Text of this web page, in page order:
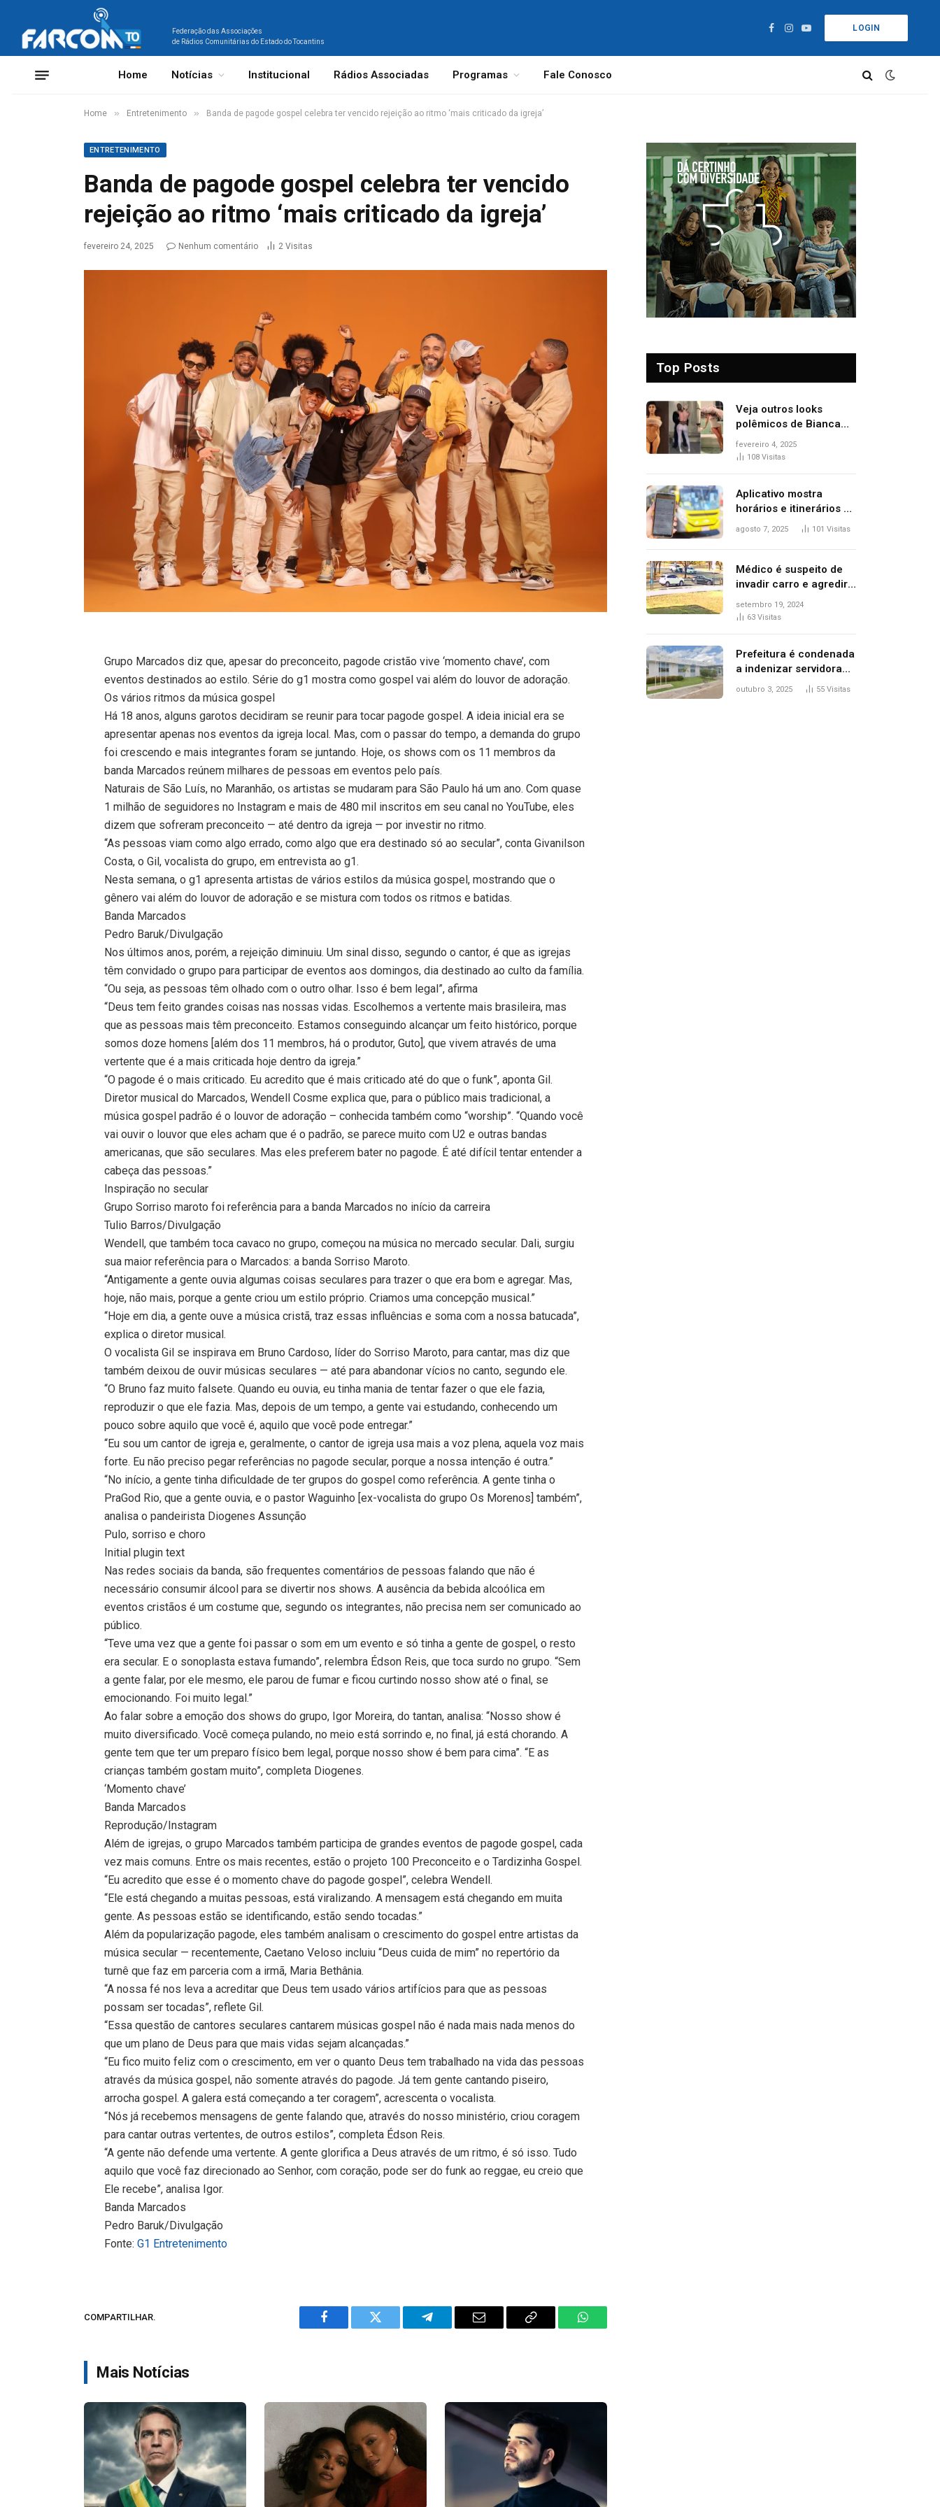
Federação das Associações
de Rádios Comunitárias do Estado do Tocantins
Facebook
Instagram
YouTube
LOGIN
Home Notícias Institucional Rádios Associadas Programas Fale Conosco
Home » Entretenimento » Banda de pagode gospel celebra ter vencido rejeição ao ritmo ‘mais criticado da igreja’
ENTRETENIMENTO
Banda de pagode gospel celebra ter vencido
rejeição ao ritmo ‘mais criticado da igreja’
fevereiro 24, 2025 Nenhum comentário 2 Visitas
Grupo Marcados diz que, apesar do preconceito, pagode cristão vive ‘momento chave’, com
eventos destinados ao estilo. Série do g1 mostra como gospel vai além do louvor de adoração.
Os vários ritmos da música gospel
Há 18 anos, alguns garotos decidiram se reunir para tocar pagode gospel. A ideia inicial era se
apresentar apenas nos eventos da igreja local. Mas, com o passar do tempo, a demanda do grupo
foi crescendo e mais integrantes foram se juntando. Hoje, os shows com os 11 membros da
banda Marcados reúnem milhares de pessoas em eventos pelo país.
Naturais de São Luís, no Maranhão, os artistas se mudaram para São Paulo há um ano. Com quase
1 milhão de seguidores no Instagram e mais de 480 mil inscritos em seu canal no YouTube, eles
dizem que sofreram preconceito — até dentro da igreja — por investir no ritmo.
“As pessoas viam como algo errado, como algo que era destinado só ao secular”, conta Givanilson
Costa, o Gil, vocalista do grupo, em entrevista ao g1.
Nesta semana, o g1 apresenta artistas de vários estilos da música gospel, mostrando que o
gênero vai além do louvor de adoração e se mistura com todos os ritmos e batidas.
Banda Marcados
Pedro Baruk/Divulgação
Nos últimos anos, porém, a rejeição diminuiu. Um sinal disso, segundo o cantor, é que as igrejas
têm convidado o grupo para participar de eventos aos domingos, dia destinado ao culto da família.
“Ou seja, as pessoas têm olhado com o outro olhar. Isso é bem legal”, afirma
“Deus tem feito grandes coisas nas nossas vidas. Escolhemos a vertente mais brasileira, mas
que as pessoas mais têm preconceito. Estamos conseguindo alcançar um feito histórico, porque
somos doze homens [além dos 11 membros, há o produtor, Guto], que vivem através de uma
vertente que é a mais criticada hoje dentro da igreja.”
“O pagode é o mais criticado. Eu acredito que é mais criticado até do que o funk”, aponta Gil.
Diretor musical do Marcados, Wendell Cosme explica que, para o público mais tradicional, a
música gospel padrão é o louvor de adoração – conhecida também como “worship”. “Quando você
vai ouvir o louvor que eles acham que é o padrão, se parece muito com U2 e outras bandas
americanas, que são seculares. Mas eles preferem bater no pagode. É até difícil tentar entender a
cabeça das pessoas.”
Inspiração no secular
Grupo Sorriso maroto foi referência para a banda Marcados no início da carreira
Tulio Barros/Divulgação
Wendell, que também toca cavaco no grupo, começou na música no mercado secular. Dali, surgiu
sua maior referência para o Marcados: a banda Sorriso Maroto.
“Antigamente a gente ouvia algumas coisas seculares para trazer o que era bom e agregar. Mas,
hoje, não mais, porque a gente criou um estilo próprio. Criamos uma concepção musical.”
“Hoje em dia, a gente ouve a música cristã, traz essas influências e soma com a nossa batucada”,
explica o diretor musical.
O vocalista Gil se inspirava em Bruno Cardoso, líder do Sorriso Maroto, para cantar, mas diz que
também deixou de ouvir músicas seculares — até para abandonar vícios no canto, segundo ele.
“O Bruno faz muito falsete. Quando eu ouvia, eu tinha mania de tentar fazer o que ele fazia,
reproduzir o que ele fazia. Mas, depois de um tempo, a gente vai estudando, conhecendo um
pouco sobre aquilo que você é, aquilo que você pode entregar.”
“Eu sou um cantor de igreja e, geralmente, o cantor de igreja usa mais a voz plena, aquela voz mais
forte. Eu não preciso pegar referências no pagode secular, porque a nossa intenção é outra.”
“No início, a gente tinha dificuldade de ter grupos do gospel como referência. A gente tinha o
PraGod Rio, que a gente ouvia, e o pastor Waguinho [ex-vocalista do grupo Os Morenos] também”,
analisa o pandeirista Diogenes Assunção
Pulo, sorriso e choro
Initial plugin text
Nas redes sociais da banda, são frequentes comentários de pessoas falando que não é
necessário consumir álcool para se divertir nos shows. A ausência da bebida alcoólica em
eventos cristãos é um costume que, segundo os integrantes, não precisa nem ser comunicado ao
público.
“Teve uma vez que a gente foi passar o som em um evento e só tinha a gente de gospel, o resto
era secular. E o sonoplasta estava fumando”, relembra Édson Reis, que toca surdo no grupo. “Sem
a gente falar, por ele mesmo, ele parou de fumar e ficou curtindo nosso show até o final, se
emocionando. Foi muito legal.”
Ao falar sobre a emoção dos shows do grupo, Igor Moreira, do tantan, analisa: “Nosso show é
muito diversificado. Você começa pulando, no meio está sorrindo e, no final, já está chorando. A
gente tem que ter um preparo físico bem legal, porque nosso show é bem para cima”. “E as
crianças também gostam muito”, completa Diogenes.
‘Momento chave’
Banda Marcados
Reprodução/Instagram
Além de igrejas, o grupo Marcados também participa de grandes eventos de pagode gospel, cada
vez mais comuns. Entre os mais recentes, estão o projeto 100 Preconceito e o Tardizinha Gospel.
“Eu acredito que esse é o momento chave do pagode gospel”, celebra Wendell.
“Ele está chegando a muitas pessoas, está viralizando. A mensagem está chegando em muita
gente. As pessoas estão se identificando, estão sendo tocadas.”
Além da popularização pagode, eles também analisam o crescimento do gospel entre artistas da
música secular — recentemente, Caetano Veloso incluiu “Deus cuida de mim” no repertório da
turnê que faz em parceria com a irmã, Maria Bethânia.
“A nossa fé nos leva a acreditar que Deus tem usado vários artifícios para que as pessoas
possam ser tocadas”, reflete Gil.
“Essa questão de cantores seculares cantarem músicas gospel não é nada mais nada menos do
que um plano de Deus para que mais vidas sejam alcançadas.”
“Eu fico muito feliz com o crescimento, em ver o quanto Deus tem trabalhado na vida das pessoas
através da música gospel, não somente através do pagode. Já tem gente cantando piseiro,
arrocha gospel. A galera está começando a ter coragem”, acrescenta o vocalista.
“Nós já recebemos mensagens de gente falando que, através do nosso ministério, criou coragem
para cantar outras vertentes, de outros estilos”, completa Édson Reis.
“A gente não defende uma vertente. A gente glorifica a Deus através de um ritmo, é só isso. Tudo
aquilo que você faz direcionado ao Senhor, com coração, pode ser do funk ao reggae, eu creio que
Ele recebe”, analisa Igor.
Banda Marcados
Pedro Baruk/Divulgação
Fonte:G1 Entretenimento
COMPARTILHAR.
Facebook Twitter Telegram Email
Copy
WhatsApp
Mais Notícias
Top Posts
Veja outros looks
polêmicos de Bianca
Censori, esposa de
Kanye West que
fevereiro 4, 2025
108 Visitas
Aplicativo mostra
horários e itinerários de
ônibus a usuários do
agosto 7, 2025 101 Visitas
Médico é suspeito de
invadir carro e agredir
delegado aposentado
durante confusão no
setembro 19, 2024
63 Visitas
Prefeitura é condenada
a indenizar servidora
temporária demitida
outubro 3, 2025 55 Visitas